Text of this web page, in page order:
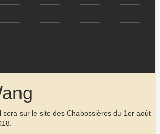
sera sur le site des Chabossières du 1er août